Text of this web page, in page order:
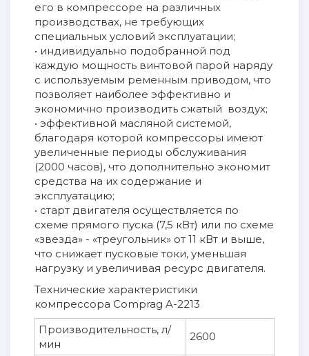
его в компрессоре на различных
производствах, не требующих
специальных условий эксплуатации;
• индивидуально подобранной под
каждую мощность винтовой парой наряду
с используемым ременным приводом, что
позволяет наиболее эффективно и
экономично производить сжатый воздух;
• эффективной масляной системой,
благодаря которой компрессоры имеют
увеличенные периоды обслуживания
(2000 часов), что дополнительно экономит
средства на их содержание и
эксплуатацию;
• старт двигателя осуществляется по
схеме прямого пуска (7,5 кВт) или по схеме
«звезда» - «треугольник» от 11 кВт и выше,
что снижает пусковые токи, уменьшая
нагрузку и увеличивая ресурс двигателя.
Технические характеристики
компрессора Comprag A-2213
Производительность, л/
мин
2600